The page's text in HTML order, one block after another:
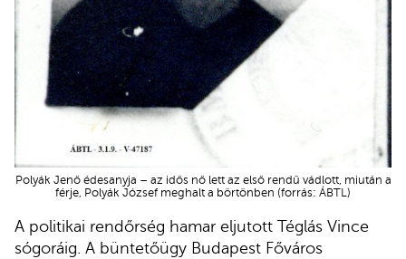
Polyák Jenő édesanyja – az idős nő lett az első rendű vádlott, miután a
férje, Polyák József meghalt a börtönben (forrás: ÁBTL)
A politikai rendőrség hamar eljutott Téglás Vince
sógoráig. A büntetőügy Budapest Főváros